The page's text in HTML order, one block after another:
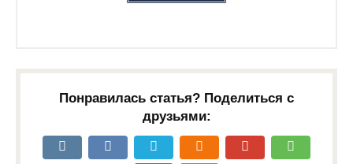
Понравилась статья? Поделиться с
друзьями: